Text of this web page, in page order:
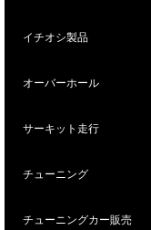
イチオシ製品
オーバーホール
サーキット走行
チューニング
チューニングカー販売